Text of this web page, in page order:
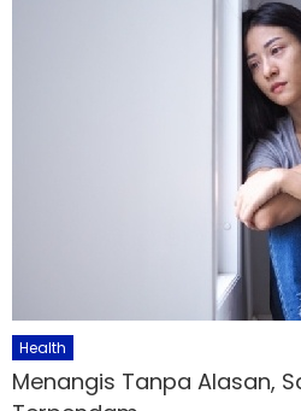
Health
Menangis Tanpa Alasan,